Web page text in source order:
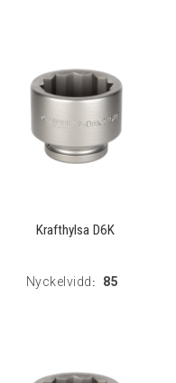
Krafthylsa D6K
Nyckelvidd : 85